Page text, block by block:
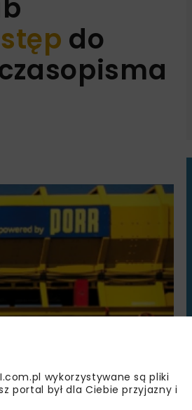
do
SZYBKI TRAMWAJ
wykorzystywane są pliki
portal był dla Ciebie przyjazny i